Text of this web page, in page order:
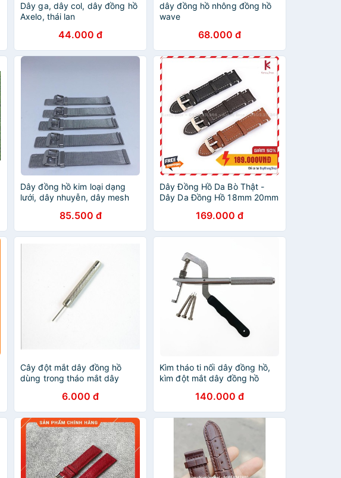
Dây ga, dây col, dây đồng hồ
Axelo, thái lan
44.000 đ
dây đồng hồ nhông đồng hồ
wave
68.000 đ
Dây đồng hồ kim loại dạng
lưới, dây nhuyễn, dây mesh
85.500 đ
Dây Đồng Hồ Da Bò Thật -
Dây Da Đồng Hồ 18mm 20mm
169.000 đ
Cây đột mắt dây đồng hồ
dùng trong tháo mắt dây
6.000 đ
Kìm tháo ti nối dây đồng hồ,
kìm đột mắt dây đồng hồ
140.000 đ